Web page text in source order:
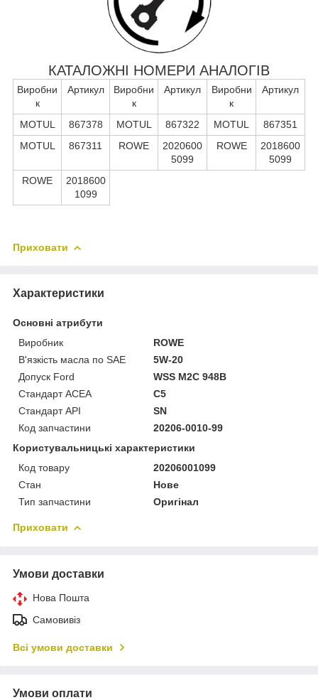
КАТАЛОЖНІ НОМЕРИ АНАЛОГІВ
Виробни
к
Артикул
Виробни
к
Артикул
Виробни
к
Артикул
MOTUL 867378 MOTUL 867322 MOTUL
867351
MOTUL
867311 ROWE
2020600
5099
ROWE
2018600
5099
ROWE
2018600
1099
Приховати
Характеристики
Основні атрибути
Виробник
ROWE
В'язкість масла по SAE
5W-20
Допуск Ford
WSS M2C 948B
Стандарт ACEA
C5
Стандарт API
SN
Код запчастини
20206-0010-99
Користувальницькі характеристики
Код товару
20206001099
Стан
Нове
Тип запчастини
Оригінал
Приховати
Умови доставки
Нова Пошта
Самовивіз
Всі умови доставки
Умови оплати